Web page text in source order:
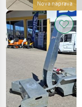
Nova naprava